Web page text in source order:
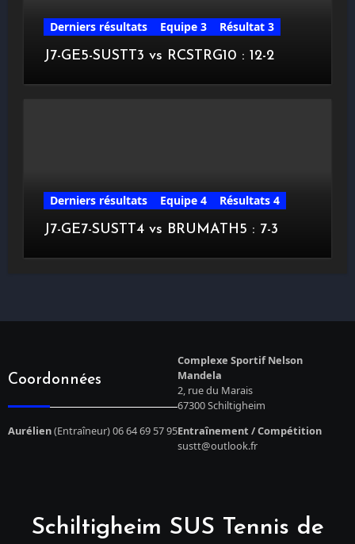
Derniers résultats Equipe 3
Résultat 3
J7-GE5-SUSTT3 vs RCSTRG10 : 12-2
Derniers résultats Equipe 4
Résultats 4
J7-GE7-SUSTT4 vs BRUMATH5 : 7-3
Coordonnées
Complexe Sportif Nelson
Mandela
2, rue du Marais
67300 Schiltigheim
Aurélien(Entraîneur) 06 64 69 57 95Entraînement / Compétition
sustt@outlook.fr
Schiltigheim SUS Tennis de